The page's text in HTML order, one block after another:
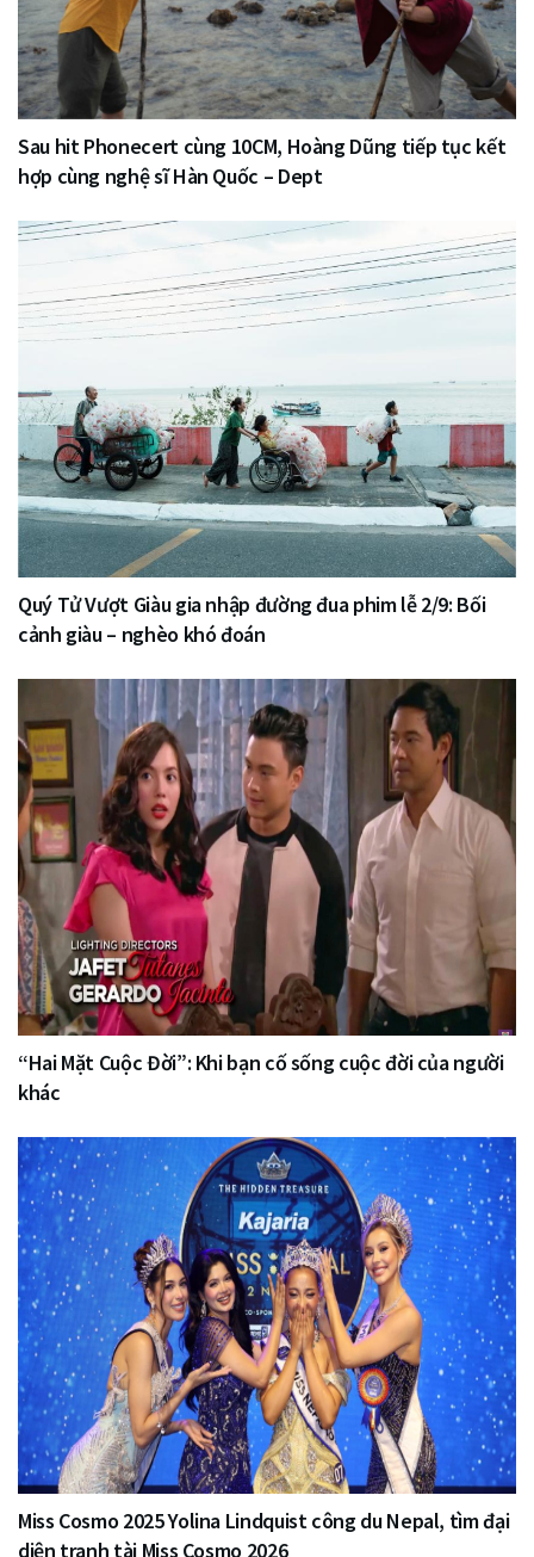
Sau hit Phonecert cùng 10CM, Hoàng Dũng tiếp tục kết
hợp cùng nghệ sĩ Hàn Quốc – Dept
Quý Tử Vượt Giàu gia nhập đường đua phim lễ 2/9: Bối
cảnh giàu – nghèo khó đoán
“Hai Mặt Cuộc Đời”: Khi bạn cố sống cuộc đời của người
khác
Miss Cosmo 2025 Yolina Lindquist công du Nepal, tìm đại
diện tranh tài Miss Cosmo 2026